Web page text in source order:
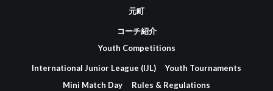
元町
コーチ紹介
Youth Competitions
International Junior League (IJL)
Youth Tournaments
Mini Match Day
Rules & Regulations